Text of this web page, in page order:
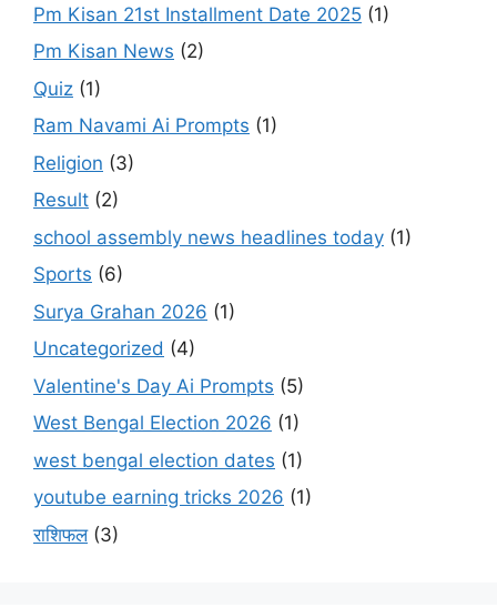
Pm Kisan 21st Installment Date 2025 (1)
Pm Kisan News (2)
Quiz (1)
Ram Navami Ai Prompts (1)
Religion (3)
Result (2)
school assembly news headlines today (1)
Sports (6)
Surya Grahan 2026 (1)
Uncategorized (4)
Valentine's Day Ai Prompts (5)
West Bengal Election 2026 (1)
west bengal election dates (1)
youtube earning tricks 2026 (1)
राशिफल(3)